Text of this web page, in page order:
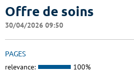
Offre de soins
30/04/2026 09:50
PAGES
relevance: 100%